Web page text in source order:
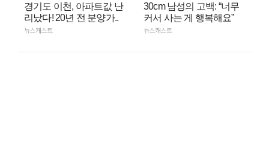
경기도 이천, 아파트값 난
리났다! 20년 전 분양가..
뉴스캐스트
30cm 남성의 고백: “너무
커서 사는 게 행복해요”
뉴스캐스트